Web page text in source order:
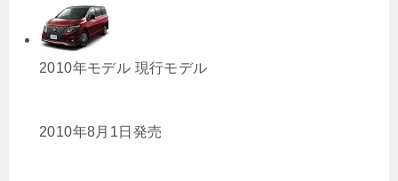
2010年モデル 現行モデル
2010年8月1日発売